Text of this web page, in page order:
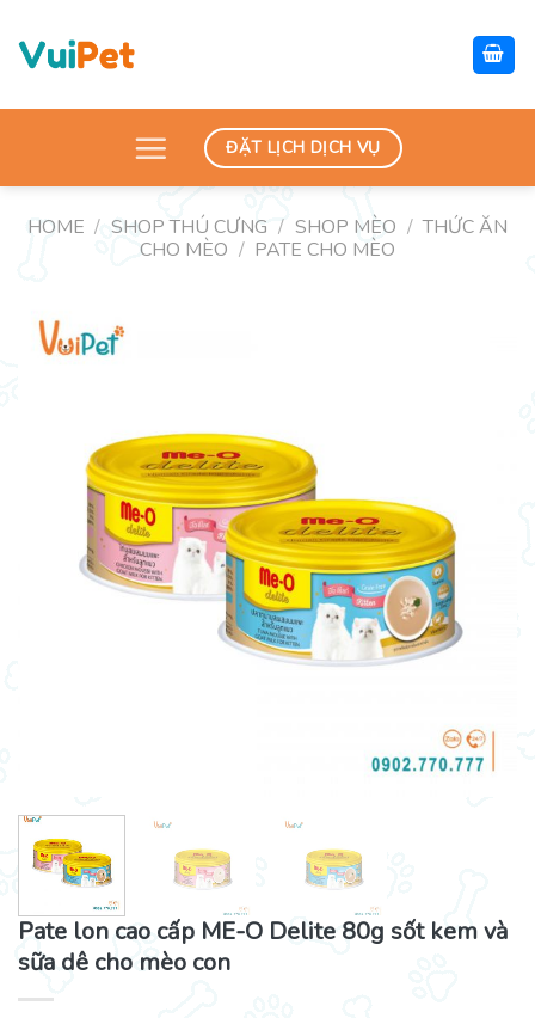
content
ĐẶT LỊCH DỊCH VỤ
HOME / SHOP THÚ CƯNG / SHOP MÈO / THỨC ĂN
CHO MÈO / PATE CHO MÈO
Pate lon cao cấp ME-O Delite 80g sốt kem và
sữa dê cho mèo con